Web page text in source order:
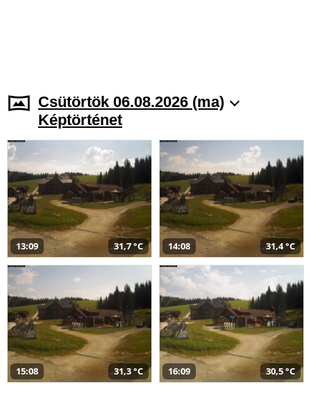
Csütörtök 06.08.2026 (ma)
Képtörténet
13:09 31,7 °C 14:08 31,4 °C
15:08 31,3 °C 16:09 30,5 °C